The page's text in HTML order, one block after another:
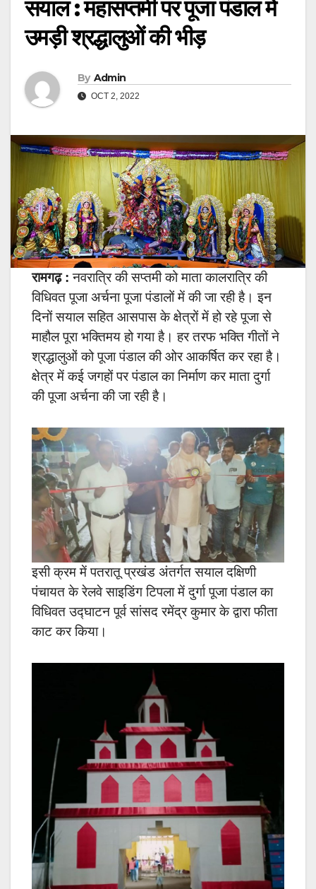
सयाल : महासप्तमी पर पूजा पंडाल में
उमड़ी श्रद्धालुओं की भीड़
By Admin
OCT 2, 2022
रामगढ़ : नवरात्रि की सप्तमी को माता कालरात्रि की
विधिवत पूजा अर्चना पूजा पंडालों में की जा रही है।इन
दिनों सयाल सहित आसपास के क्षेत्रों में हो रहे पूजा से
माहौल पूरा भक्तिमय हो गया है। हर तरफ भक्ति गीतों ने
श्रद्धालुओं को पूजा पंडाल की ओर आकर्षित कर रहा है।
क्षेत्र में कई जगहों पर पंडाल का निर्माण कर माता दुर्गा
की पूजा अर्चना की जा रही है।
इसी क्रम में पतरातू प्रखंड अंतर्गत सयाल दक्षिणी
पंचायत के रेलवे साइडिंग टिपला में दुर्गा पूजा पंडाल का
विधिवत उद्घाटन पूर्व सांसद रमेंद्र कुमार के द्वारा फीता
काट कर किया।